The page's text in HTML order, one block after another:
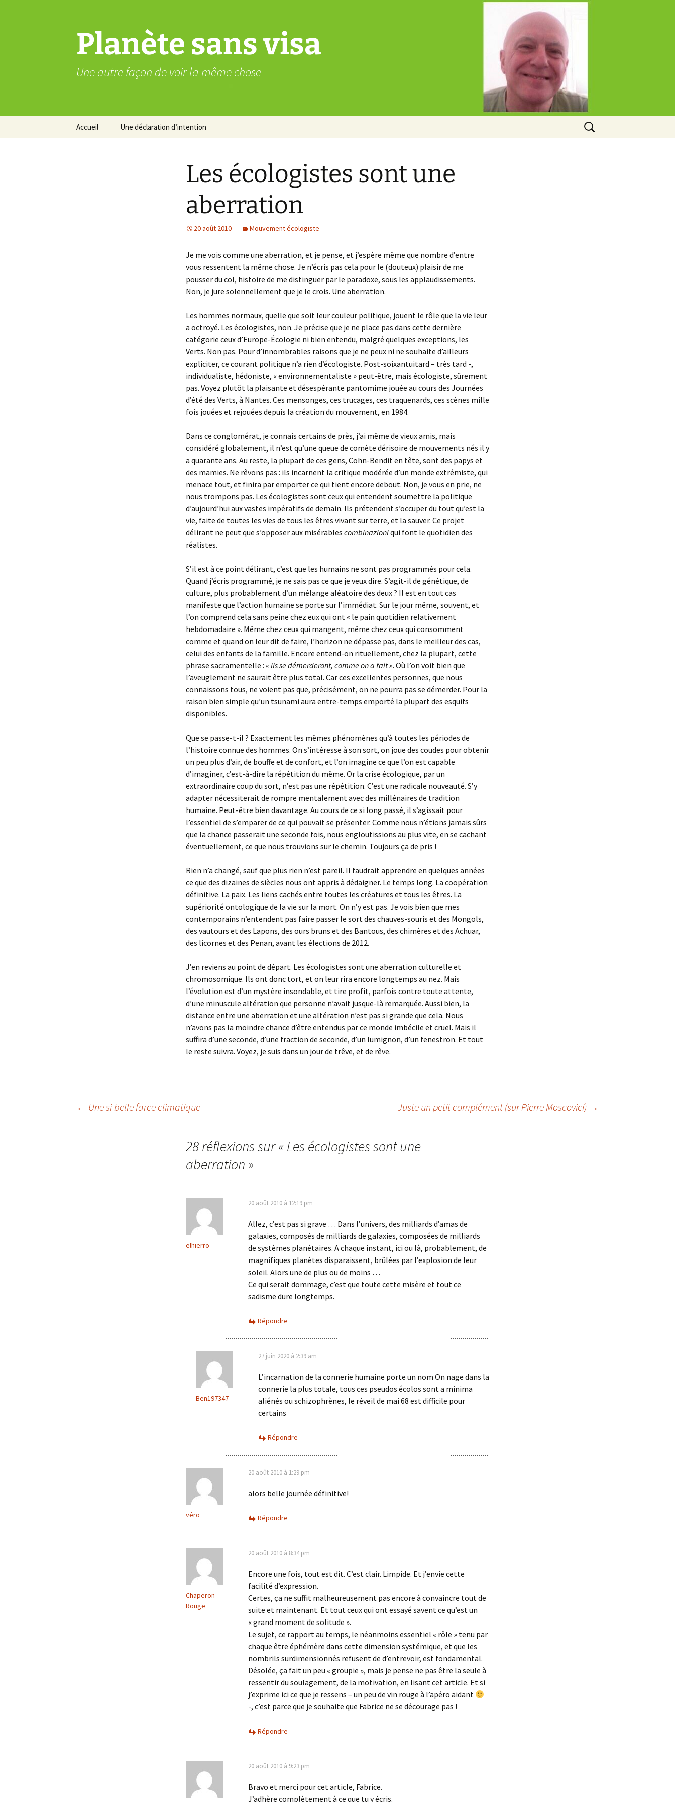
Planète sans visa
Une autre façon de voir la même chose
Accueil Une déclaration d’intention
Rechercher :
Les écologistes sont une
aberration
20 août 2010 Mouvement écologiste
Je me vois comme une aberration, et je pense, et j’espère même que nombre d’entre
vous ressentent la même chose. Je n’écris pas cela pour le (douteux) plaisir de me
pousser du col, histoire de me distinguer par le paradoxe, sous les applaudissements.
Non, je jure solennellement que je le crois. Une aberration.
Les hommes normaux, quelle que soit leur couleur politique, jouent le rôle que la vie leur
a octroyé. Les écologistes, non. Je précise que je ne place pas dans cette dernière
catégorie ceux d’Europe-Écologie ni bien entendu, malgré quelques exceptions, les
Verts. Non pas. Pour d’innombrables raisons que je ne peux ni ne souhaite d’ailleurs
expliciter, ce courant politique n’a rien d’écologiste. Post-soixantuitard – très tard -,
individualiste, hédoniste, « environnementaliste » peut-être, mais écologiste, sûrement
pas. Voyez plutôt la plaisante et désespérante pantomime jouée au cours des Journées
d’été des Verts, à Nantes. Ces mensonges, ces trucages, ces traquenards, ces scènes mille
fois jouées et rejouées depuis la création du mouvement, en 1984.
Dans ce conglomérat, je connais certains de près, j’ai même de vieux amis, mais
considéré globalement, il n’est qu’une queue de comète dérisoire de mouvements nés il y
a quarante ans. Au reste, la plupart de ces gens, Cohn-Bendit en tête, sont des papys et
des mamies. Ne rêvons pas : ils incarnent la critique modérée d’un monde extrémiste, qui
menace tout, et finira par emporter ce qui tient encore debout. Non, je vous en prie, ne
nous trompons pas. Les écologistes sont ceux qui entendent soumettre la politique
d’aujourd’hui aux vastes impératifs de demain. Ils prétendent s’occuper du tout qu’est la
vie, faite de toutes les vies de tous les êtres vivant sur terre, et la sauver. Ce projet
délirant ne peut que s’opposer aux misérables combinazioniqui font le quotidien des
réalistes.
S’il est à ce point délirant, c’est que les humains ne sont pas programmés pour cela.
Quand j’écris programmé, je ne sais pas ce que je veux dire. S’agit-il de génétique, de
culture, plus probablement d’un mélange aléatoire des deux ? Il est en tout cas
manifeste que l’action humaine se porte sur l’immédiat. Sur le jour même, souvent, et
l’on comprend cela sans peine chez eux qui ont « le pain quotidien relativement
hebdomadaire ». Même chez ceux qui mangent, même chez ceux qui consomment
comme et quand on leur dit de faire, l’horizon ne dépasse pas, dans le meilleur des cas,
celui des enfants de la famille. Encore entend-on rituellement, chez la plupart, cette
phrase sacramentelle : « Ils se démerderont, comme on a fait ». Où l’on voit bien que
l’aveuglement ne saurait être plus total. Car ces excellentes personnes, que nous
connaissons tous, ne voient pas que, précisément, on ne pourra pas se démerder. Pour la
raison bien simple qu’un tsunami aura entre-temps emporté la plupart des esquifs
disponibles.
Que se passe-t-il ? Exactement les mêmes phénomènes qu’à toutes les périodes de
l’histoire connue des hommes. On s’intéresse à son sort, on joue des coudes pour obtenir
un peu plus d’air, de bouffe et de confort, et l’on imagine ce que l’on est capable
d’imaginer, c’est-à-dire la répétition du même. Or la crise écologique, par un
extraordinaire coup du sort, n’est pas une répétition. C’est une radicale nouveauté. S’y
adapter nécessiterait de rompre mentalement avec des millénaires de tradition
humaine. Peut-être bien davantage. Au cours de ce si long passé, il s’agissait pour
l’essentiel de s’emparer de ce qui pouvait se présenter. Comme nous n’étions jamais sûrs
que la chance passerait une seconde fois, nous engloutissions au plus vite, en se cachant
éventuellement, ce que nous trouvions sur le chemin. Toujours ça de pris !
Rien n’a changé, sauf que plus rien n’est pareil. Il faudrait apprendre en quelques années
ce que des dizaines de siècles nous ont appris à dédaigner. Le temps long. La coopération
définitive. La paix. Les liens cachés entre toutes les créatures et tous les êtres. La
supériorité ontologique de la vie sur la mort. On n’y est pas. Je vois bien que mes
contemporains n’entendent pas faire passer le sort des chauves-souris et des Mongols,
des vautours et des Lapons, des ours bruns et des Bantous, des chimères et des Achuar,
des licornes et des Penan, avant les élections de 2012.
J’en reviens au point de départ. Les écologistes sont une aberration culturelle et
chromosomique. Ils ont donc tort, et on leur rira encore longtemps au nez. Mais
l’évolution est d’un mystère insondable, et tire profit, parfois contre toute attente,
d’une minuscule altération que personne n’avait jusque-là remarquée. Aussi bien, la
distance entre une aberration et une altération n’est pas si grande que cela. Nous
n’avons pas la moindre chance d’être entendus par ce monde imbécile et cruel. Mais il
suffira d’une seconde, d’une fraction de seconde, d’un lumignon, d’un fenestron. Et tout
le reste suivra. Voyez, je suis dans un jour de trêve, et de rêve.
Navigation
← Une si belle farce climatique Juste un petit complément (sur Pierre Moscovici) →
28 réflexions sur « Les écologistes sont une
aberration»
elhierro
20 août 2010 à 12:19 pm
Allez, c’est pas si grave … Dans l’univers, des milliards d’amas de
galaxies, composés de milliards de galaxies, composées de milliards
de systèmes planétaires. A chaque instant, ici ou là, probablement, de
magnifiques planètes disparaissent, brûlées par l’explosion de leur
soleil. Alors une de plus ou de moins …
Ce qui serait dommage, c’est que toute cette misère et tout ce
sadisme dure longtemps.
Répondre
Ben197347
27 juin 2020 à 2:39 am
L’incarnation de la connerie humaine porte un nom On nage dans la
connerie la plus totale, tous ces pseudos écolos sont a minima
aliénés ou schizophrènes, le réveil de mai 68 est difficile pour
certains
Répondre
véro
20 août 2010 à 1:29 pm
alors belle journée définitive!
Répondre
Chaperon
Rouge
20 août 2010 à 8:34 pm
Encore une fois, tout est dit. C’est clair. Limpide. Et j’envie cette
facilité d’expression.
Certes, ça ne suffit malheureusement pas encore à convaincre tout de
suite et maintenant. Et tout ceux qui ont essayé savent ce qu’est un
« grand moment de solitude ».
Le sujet, ce rapport au temps, le néanmoins essentiel « rôle » tenu par
chaque être éphémère dans cette dimension systémique, et que les
nombrils surdimensionnés refusent de d’entrevoir, est fondamental.
Désolée, ça fait un peu « groupie », mais je pense ne pas être la seule à
ressentir du soulagement, de la motivation, en lisant cet article. Et si
j’exprime ici ce que je ressens – un peu de vin rouge à l’apéro aidant
-, c’est parce que je souhaite que Fabrice ne se décourage pas !
Répondre
20 août 2010 à 9:23 pm
Bravo et merci pour cet article, Fabrice.
J’adhère complètement à ce que tu y écris.